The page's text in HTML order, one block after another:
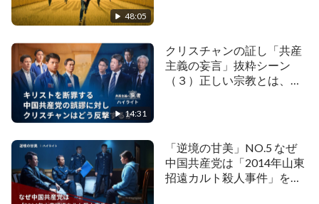
リスト教徒たちが経験した凶悪な虐待と非人道的な
迫害の真実を明らかにし、中国共産党の神に対する
憎悪とキリスト教徒たちの虐殺の悪魔的本質を暴露
します。
画像は以下から抜粋した素材を含む。
https://www.youtube.com/channel/
48:05
14:31
クリスチャンの証し「共産
主義の妄言」抜粋シーン
（３）正しい宗教とは、邪
「逆境の甘美」NO.5 なぜ
中国共産党は「2014年山東
招遠カルト殺人事件」をで